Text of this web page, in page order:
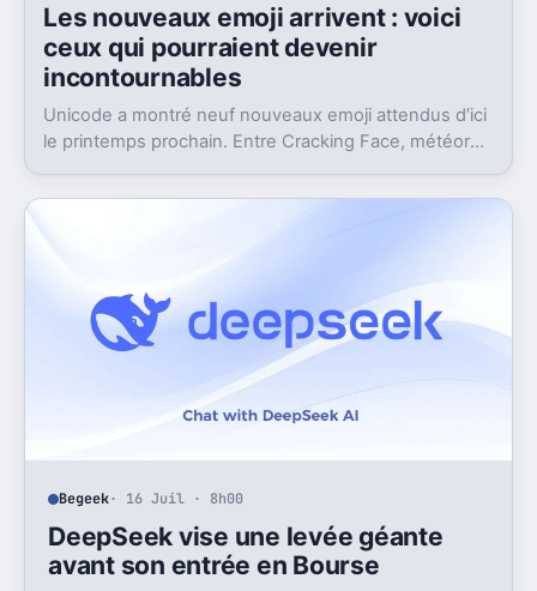
Les nouveaux emoji arrivent : voici
ceux qui pourraient devenir
incontournables
Unicode a montré neuf nouveaux emoji attendus d’ici
le printemps prochain. Entre Cracking Face, météore
Begeek· 16 Juil · 8h00
DeepSeek vise une levée géante
avant son entrée en Bourse